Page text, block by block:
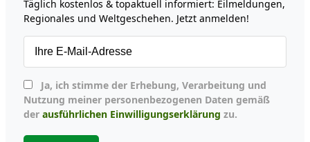
Täglich kostenlos & topaktuell informiert: Eilmeldungen,
Regionales und Weltgeschehen. Jetzt anmelden!
Nutzung meiner personenbezogenen Daten gemäß
der ausführlichen Einwilligungserklärung zu.